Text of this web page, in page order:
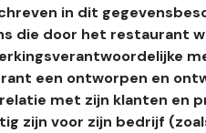
in dit
die door het restaurant
een ontworpen en
met zijn klanten en
zijn voor zijn bedrijf